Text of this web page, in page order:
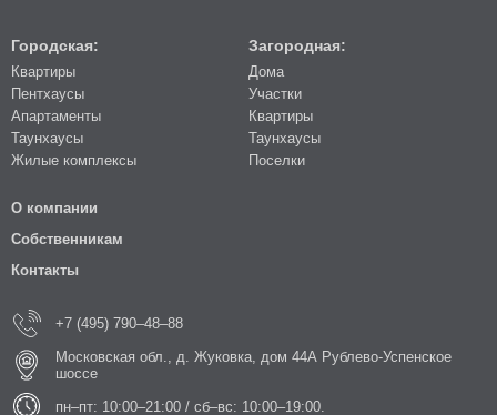
Городская:
Квартиры
Пентхаусы
Апартаменты
Таунхаусы
Жилые комплексы
Загородная:
Дома
Участки
Квартиры
Таунхаусы
Поселки
О компании
Собственникам
Контакты
+7 (495) 790–48–88
Московская обл., д. Жуковка, дом 44А Рублево-Успенское
шоссе
пн–пт: 10:00–21:00 / сб–вс: 10:00–19:00.